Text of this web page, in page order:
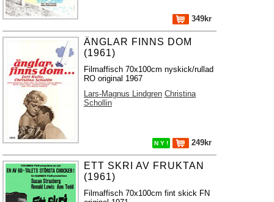
349kr
ÄNGLAR FINNS DOM
(1961)
Filmaffisch 70x100cm nyskick/rullad
RO original 1967
Lars-Magnus Lindgren Christina
Schollin
N Y ! 249kr
ETT SKRI AV FRUKTAN
(1961)
Filmaffisch 70x100cm fint skick FN